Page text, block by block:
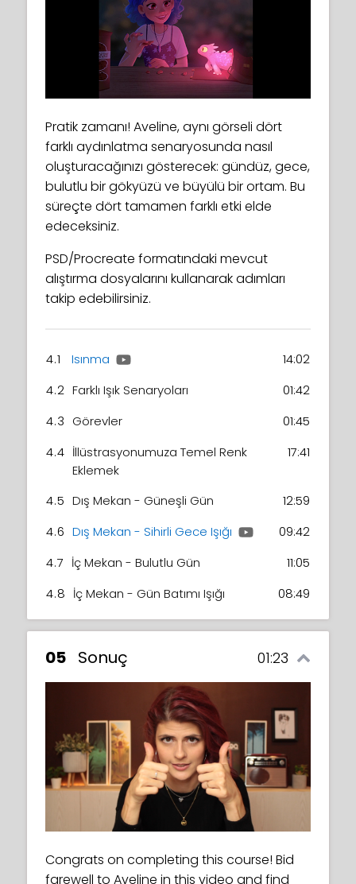
Pratik zamanı! Aveline, aynı görseli dört
farklı aydınlatma senaryosunda nasıl
oluşturacağınızı gösterecek: gündüz, gece,
bulutlu bir gökyüzü ve büyülü bir ortam. Bu
süreçte dört tamamen farklı etki elde
edeceksiniz.
PSD/Procreate formatındaki mevcut
alıştırma dosyalarını kullanarak adımları
takip edebilirsiniz.
4.1 Isınma
14:02
4.2 Farklı Işık Senaryoları
01:42
4.3 Görevler
01:45
4.4 İllüstrasyonumuza Temel Renk
Eklemek
17:41
4.5 Dış Mekan - Güneşli Gün
12:59
4.6 Dış Mekan - Sihirli Gece Işığı
09:42
4.7 İç Mekan - Bulutlu Gün
11:05
4.8 İç Mekan - Gün Batımı Işığı 08:49
05 Sonuç 01:23
Congrats on completing this course! Bid
farewell to Aveline in this video and find